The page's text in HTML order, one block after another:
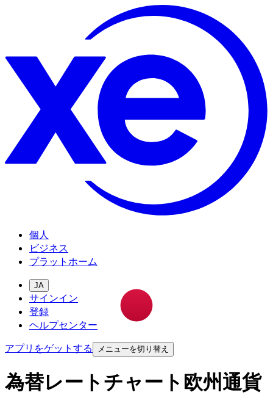
個人
ビジネス
プラットホーム
JA
サインイン
登録
ヘルプセンター
アプリをゲットする
メニューを切り替え
為替レートチャート欧州通貨